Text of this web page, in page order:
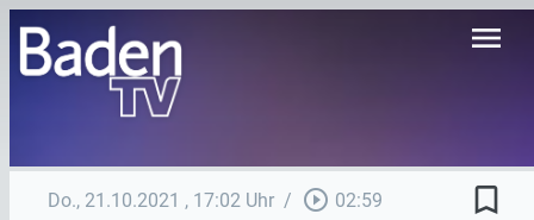
menu
Do., 21.10.2021 , 17:02 Uhr / play_circle_outline 02:59 bookmark_border